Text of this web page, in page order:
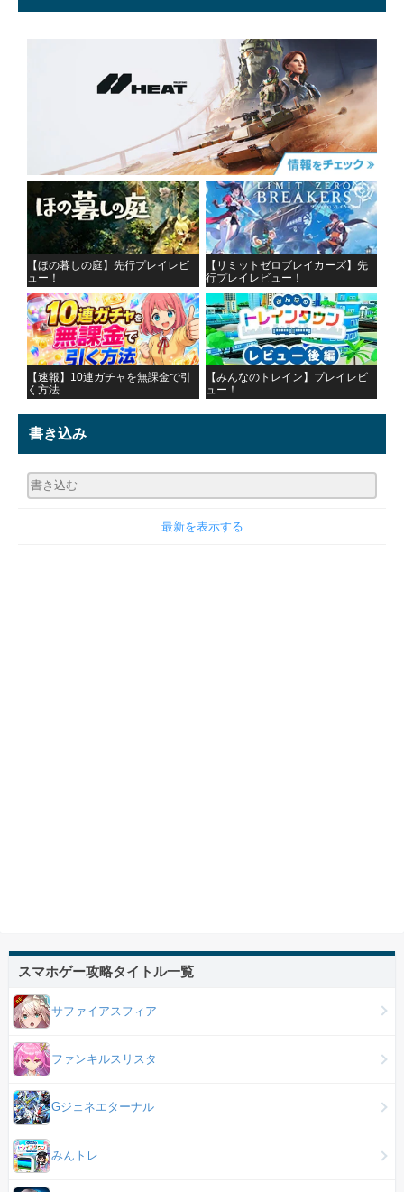
【ほの暮しの庭】先行プレイレビ
ュー！
【リミットゼロブレイカーズ】先
行プレイレビュー！
【速報】10連ガチャを無課金で引
く方法
【みんなのトレイン】プレイレビ
ュー！
書き込み
最新を表示する
スマホゲー攻略タイトル一覧
サファイアスフィア
ファンキルスリスタ
Gジェネエターナル
みんトレ